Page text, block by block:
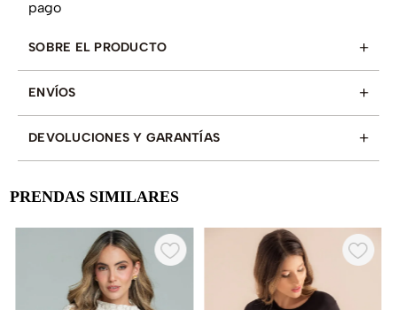
SOBRE EL PRODUCTO +
ENVÍOS +
DEVOLUCIONES Y GARANTÍAS +
PRENDAS SIMILARES